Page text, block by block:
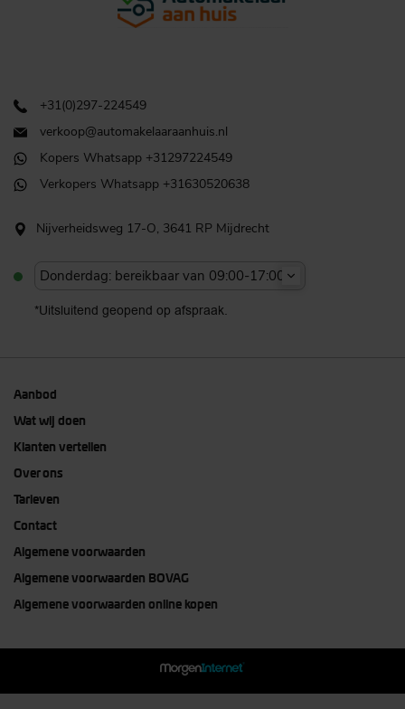
+31(0)297-224549
verkoop@automakelaaraanhuis.nl
Kopers Whatsapp +31297224549
Verkopers Whatsapp +31630520638
Nijverheidsweg 17-O, 3641 RP Mijdrecht
Donderdag: bereikbaar van 09:00-17:00u
*Uitsluitend geopend op afspraak.
Aanbod
Wat wij doen
Klanten vertellen
Over ons
Tarieven
Contact
Algemene voorwaarden
Algemene voorwaarden BOVAG
Algemene voorwaarden online kopen